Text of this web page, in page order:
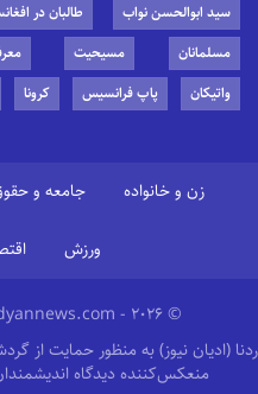
سید ابوالحسن نواب
طالبان در
مسلمانان
مسیحیت
واتیکان
پاپ فرانسیس کرونا
زن و خانواده جامعه و
ورزش
© 2026 - adyannews.com. تمامی حقوق محفوظ است.
ردنا (ادیان نیوز) به منظور حمایت از
منعکس‌کننده دیدگاه